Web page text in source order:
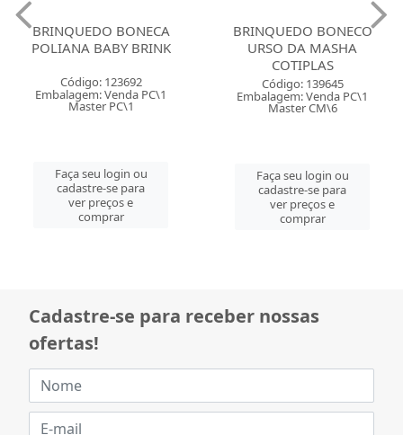
BRINQUEDO BONECA
POLIANA BABY BRINK
Código: 123692
Embalagem: Venda PC\1
Master PC\1
Faça seu login ou
cadastre-se para
ver preços e
comprar
BRINQUEDO BONECO
URSO DA MASHA
COTIPLAS
Código: 139645
Embalagem: Venda PC\1
Master CM\6
Faça seu login ou
cadastre-se para
ver preços e
comprar
Cadastre-se para receber nossas
ofertas!